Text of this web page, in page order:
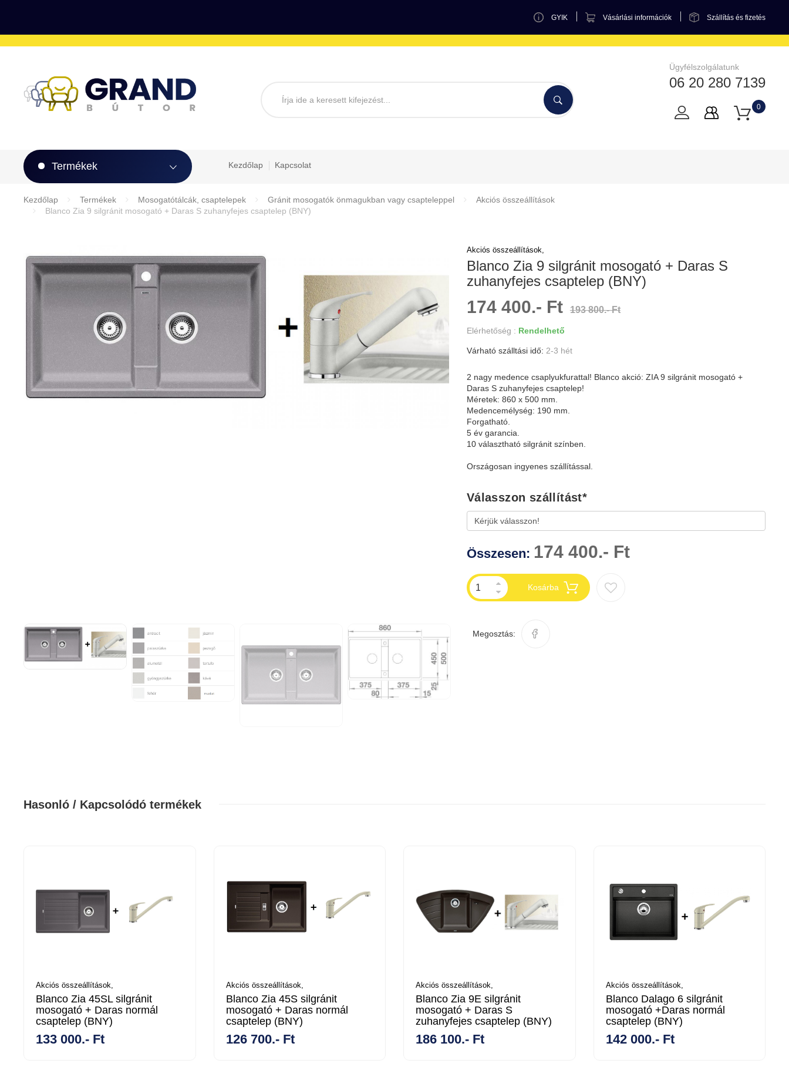
GYIK Vásárlási információk Szállítás és fizetés
Ügyfélszolgálatunk
06 20 280 7139
0
Termékek Kezdőlap Kapcsolat
Kezdőlap Termékek Mosogatótálcák, csaptelepek Gránit mosogatók önmagukban vagy csapteleppel
Akciós összeállítások
Blanco Zia 9 silgránit mosogató + Daras S zuhanyfejes csaptelep (BNY)
Akciós összeállítások,
Blanco Zia 9 silgránit mosogató + Daras S
zuhanyfejes csaptelep (BNY)
174 400.- Ft 193 800.- Ft
Elérhetőség : Rendelhető
Várható szálltási idő: 2-3 hét
2 nagy medence csaplyukfurattal! Blanco akció: ZIA 9 silgránit mosogató +
Daras S zuhanyfejes csaptelep!
Méretek: 860 x 500 mm.
Medencemélység: 190 mm.
Forgatható.
5 év garancia.
10 választható silgránit színben.
Országosan ingyenes szállítással.
Válasszon szállítást*
Összesen: 174 400.- Ft
Kosárba
Megosztás:
Hasonló / Kapcsolódó termékek
Akciós összeállítások,
Blanco Zia 45SL silgránit
mosogató + Daras normál
csaptelep (BNY)
133 000.- Ft
Akciós összeállítások,
Blanco Zia 45S silgránit
mosogató + Daras normál
csaptelep (BNY)
126 700.- Ft
Akciós összeállítások,
Blanco Zia 9E silgránit
mosogató + Daras S
zuhanyfejes csaptelep (BNY)
186 100.- Ft
Akciós összeállítások,
Blanco Dalago 6 silgránit
mosogató +Daras normál
csaptelep (BNY)
142 000.- Ft